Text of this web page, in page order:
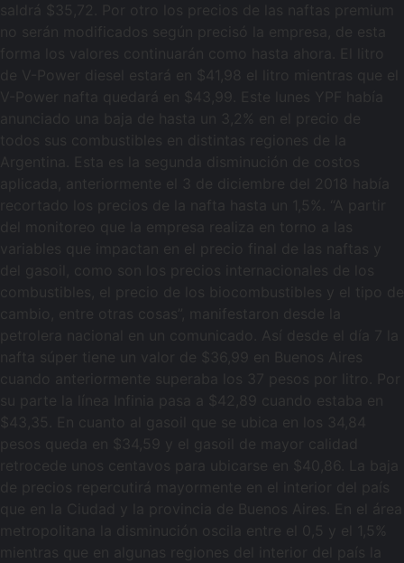
saldrá $35,72. Por otro los precios de las naftas premium
no serán modificados según precisó la empresa, de esta
forma los valores continuarán como hasta ahora. El litro
de V-Power diesel estará en $41,98 el litro mientras que el
V-Power nafta quedará en $43,99. Este lunes YPF había
anunciado una baja de hasta un 3,2% en el precio de
todos sus combustibles en distintas regiones de la
Argentina. Esta es la segunda disminución de costos
aplicada, anteriormente el 3 de diciembre del 2018 había
recortado los precios de la nafta hasta un 1,5%. “A partir
del monitoreo que la empresa realiza en torno a las
variables que impactan en el precio final de las naftas y
del gasoil, como son los precios internacionales de los
combustibles, el precio de los biocombustibles y el tipo de
cambio, entre otras cosas”, manifestaron desde la
petrolera nacional en un comunicado. Así desde el día 7 la
nafta súper tiene un valor de $36,99 en Buenos Aires
cuando anteriormente superaba los 37 pesos por litro. Por
su parte la línea Infinia pasa a $42,89 cuando estaba en
$43,35. En cuanto al gasoil que se ubica en los 34,84
pesos queda en $34,59 y el gasoil de mayor calidad
retrocede unos centavos para ubicarse en $40,86. La baja
de precios repercutirá mayormente en el interior del país
que en la Ciudad y la provincia de Buenos Aires. En el área
metropolitana la disminución oscila entre el 0,5 y el 1,5%
mientras que en algunas regiones del interior del país la